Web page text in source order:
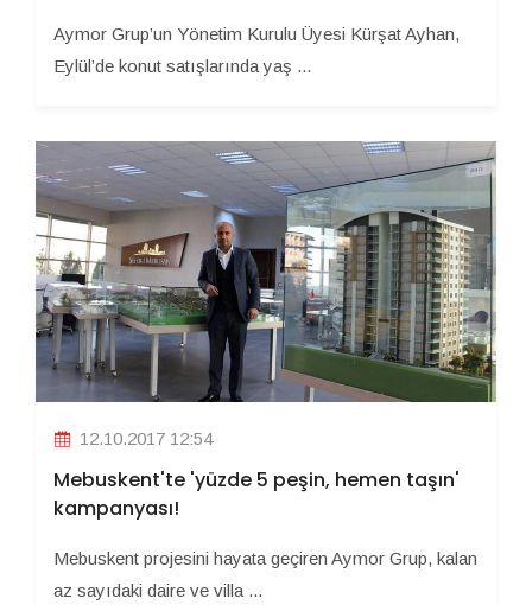
Aymor Grup’un Yönetim Kurulu Üyesi Kürşat Ayhan,
Eylül’de konut satışlarında yaş ...
12.10.2017 12:54
Mebuskent'te 'yüzde 5 peşin, hemen taşın'
kampanyası!
Mebuskent projesini hayata geçiren Aymor Grup, kalan
az sayıdaki daire ve villa ...